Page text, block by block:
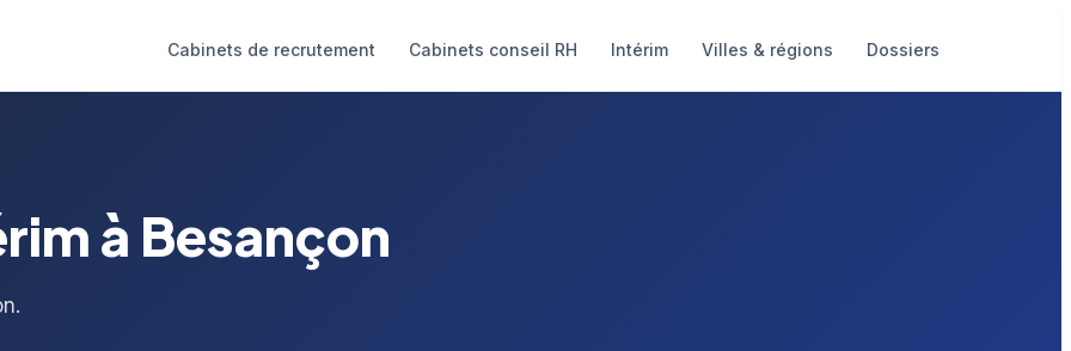
Cabinets de recrutement Cabinets conseil RH Intérim Villes & régions Dossiers
à Besançon